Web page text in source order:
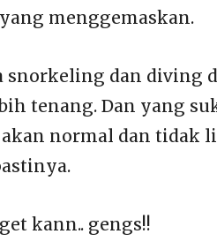
menggemaskan.
snorkeling dan diving
tenang. Dan yang
normal dan tidak
kann.. gengs!!